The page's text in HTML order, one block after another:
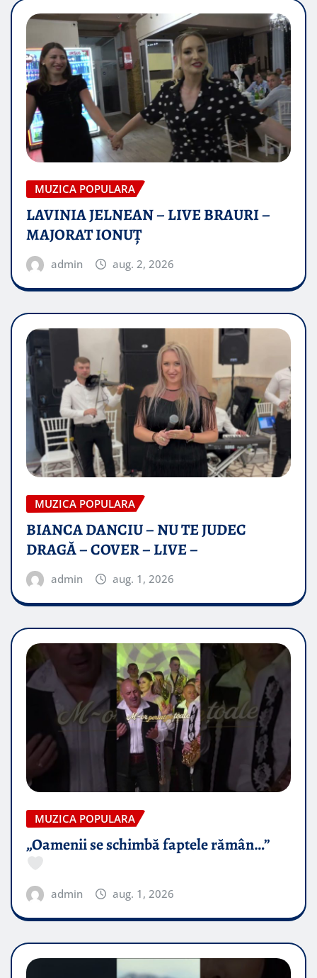
MUZICA POPULARA
LAVINIA JELNEAN – LIVE BRAURI –
MAJORAT IONUŢ
admin aug. 2, 2026
MUZICA POPULARA
BIANCA DANCIU – NU TE JUDEC
DRAGĂ – COVER – LIVE –
admin aug. 1, 2026
MUZICA POPULARA
„Oamenii se schimbă faptele rămân…”
admin aug. 1, 2026